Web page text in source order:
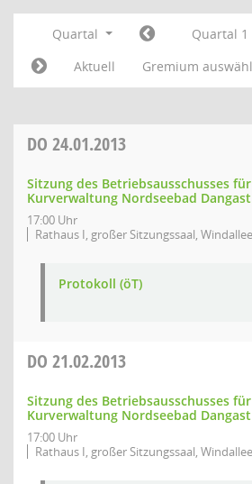
Quartal Quartal 1
Aktuell
Gremium
DO 24.01.2013
Sitzung des Betriebsausschusses
Kurverwaltung Nordseebad Dangast
17:00 Uhr
Rathaus I, großer Sitzungssaal,
Protokoll (öT)
DO 21.02.2013
Sitzung des Betriebsausschusses
Kurverwaltung Nordseebad Dangast
17:00 Uhr
Rathaus I, großer Sitzungssaal,